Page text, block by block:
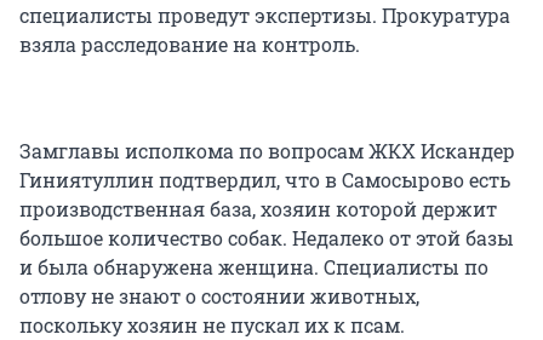
специалисты проведут экспертизы. Прокуратура
взяла расследование на контроль.
Замглавы исполкома по вопросам ЖКХ Искандер
Гиниятуллин подтвердил, что в Самосырово есть
производственная база, хозяин которой держит
большое количество собак. Недалеко от этой базы
и была обнаружена женщина. Специалисты по
отлову не знают о состоянии животных,
поскольку хозяин не пускал их к псам.